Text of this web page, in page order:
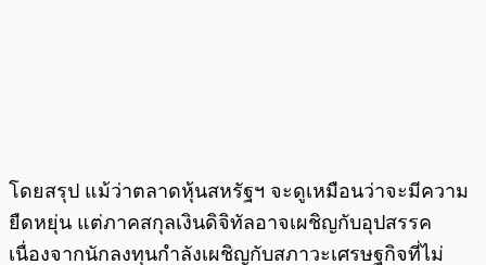
โดยสรุป แม้ว่าตลาดหุ้นสหรัฐฯ จะดูเหมือนว่าจะมีความ
ยืดหยุ่น แต่ภาคสกุลเงินดิจิทัลอาจเผชิญกับอุปสรรค
เนื่องจากนักลงทุนกำลังเผชิญกับสภาวะเศรษฐกิจที่ไม่